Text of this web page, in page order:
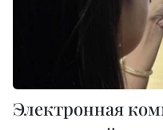
Электронная